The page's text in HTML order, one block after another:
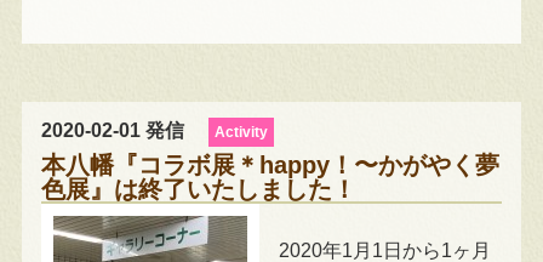
2020-02-01 発信 Activity
本八幡『コラボ展＊happy！〜かがやく夢
色展』は終了いたしました！
2020年1月1日から1ヶ月